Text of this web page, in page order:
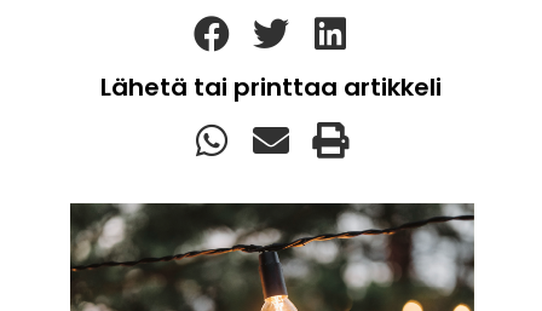
Lähetä tai printtaa artikkeli